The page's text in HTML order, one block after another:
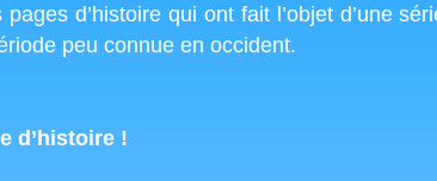
pages d’histoire qui ont fait l’objet d’une
peu connue en occident.
d’histoire !